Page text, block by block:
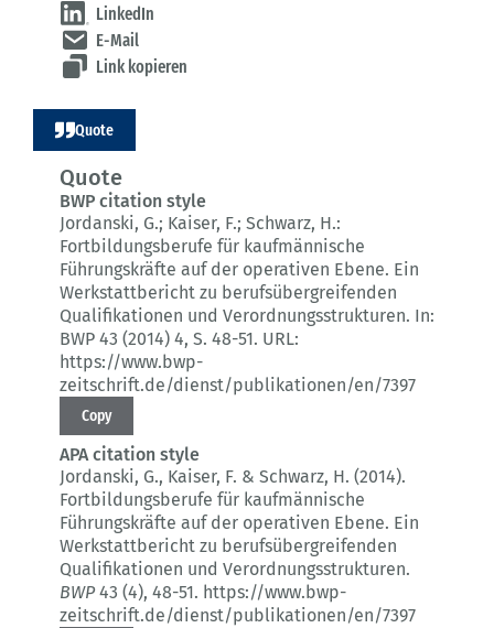
LinkedIn
E-Mail
Link kopieren
Quote
Quote
BWP citation style
Jordanski, G.; Kaiser, F.; Schwarz, H.:
Fortbildungsberufe für kaufmännische
Führungskräfte auf der operativen Ebene. Ein
Werkstattbericht zu berufsübergreifenden
Qualifikationen und Verordnungsstrukturen. In:
BWP 43 (2014) 4, S. 48-51. URL:
https://www.bwp-
zeitschrift.de/dienst/publikationen/en/7397
Copy
APA citation style
Jordanski, G., Kaiser, F. & Schwarz, H. (2014).
Fortbildungsberufe für kaufmännische
Führungskräfte auf der operativen Ebene. Ein
Werkstattbericht zu berufsübergreifenden
Qualifikationen und Verordnungsstrukturen.
BWP43 (4), 48-51. https://www.bwp-
zeitschrift.de/dienst/publikationen/en/7397